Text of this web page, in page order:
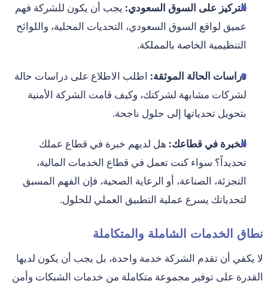
التركيز على السوق السعودي: يجب أن يكون للشركة فهم
عميق لواقع السوق السعودي، التحديات المحلية، واللوائح
التنظيمية الخاصة بالمملكة.
دراسات الحالة الموثقة: اطلب الاطلاع على دراسات حالة
لشركات مشابهة لشركتك، وكيف قامت الشركة الأمنية
بتحويل تحدياتها إلى حلول ناجحة.
الخبرة في قطاعك: هل لديهم خبرة في قطاع عملك
تحديداً؟ سواء كنت تعمل في قطاع الخدمات المالية،
التجزئة، الصناعة، أو الرعاية الصحية، فإن الفهم المسبق
لتحدياتك يسرع عملية التطبيق العملي للحلول.
نطاق الخدمات الشاملة والمتكاملة
لا يكفي أن تقدم الشركة خدمة واحدة، بل يجب أن يكون لديها
القدرة على توفير مجموعة متكاملة من خدمات الشبكات وأمن